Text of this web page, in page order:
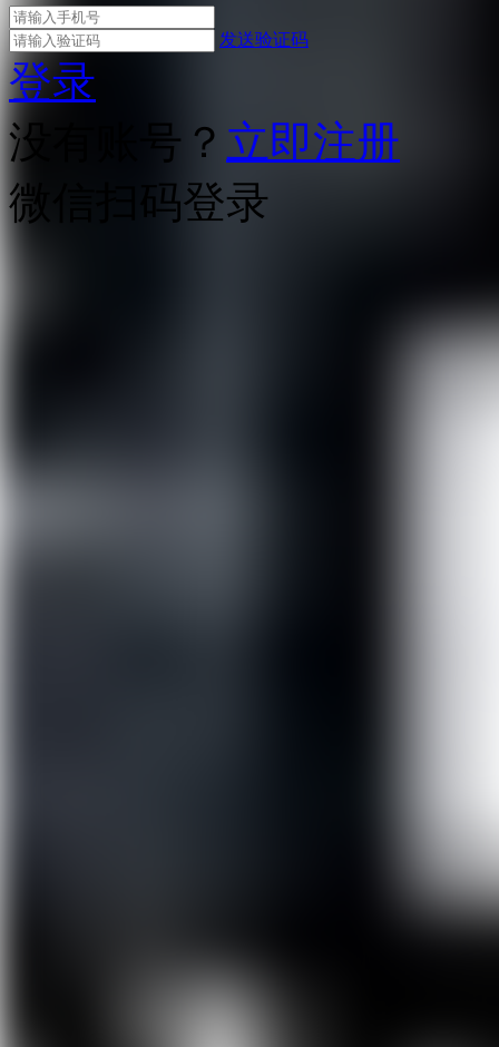
发送验证码
登录
没有账号？ 立即注册
微信扫码登录